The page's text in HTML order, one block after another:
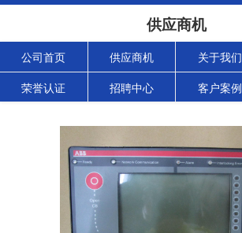
供应商机
公司首页 供应商机 关于我们
荣誉认证 招聘中心 客户案例